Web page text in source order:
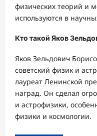
физических теорий и
используются в
Кто такой Яков
Яков Зельдович
советский физик и
лауреат Ленинской
наград. Он сделал
и астрофизики,
физики и космологии.